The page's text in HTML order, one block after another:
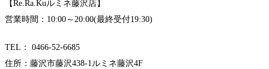
【Re.Ra.Kuルミネ藤沢店】
営業時間：10:00～20:00(最終受付19:30)
TEL： 0466-52-6685
住所：藤沢市藤沢438-1ルミネ藤沢4F